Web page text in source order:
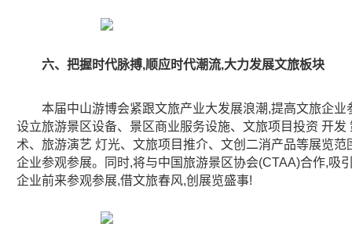
六、把握时代脉搏,顺应时代潮流,大力发展文旅板块
本届中山游博会紧跟文旅产业大发展浪潮,提高文旅企业
设立旅游景区设备、景区商业服务设施、文旅项目投资 开发
术、旅游演艺 灯光、文旅项目推介、文创二消产品等展览
企业参观参展。同时,将与中国旅游景区协会(CTAA)合作,吸
企业前来参观参展,借文旅春风,创展览盛事!